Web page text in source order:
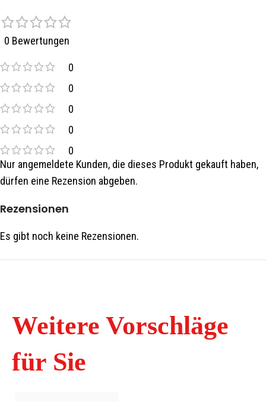
0 Bewertungen
0
0
0
0
0
Rezensionen
Es gibt noch keine Rezensionen.
Nur angemeldete Kunden, die dieses Produkt gekauft haben,
dürfen eine Rezension abgeben.
Weitere Vorschläge
für Sie